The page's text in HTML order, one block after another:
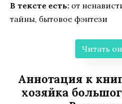
В тексте есть: от
тайны, бытовое фэнтези
Читать
Аннотация к
хозяйка